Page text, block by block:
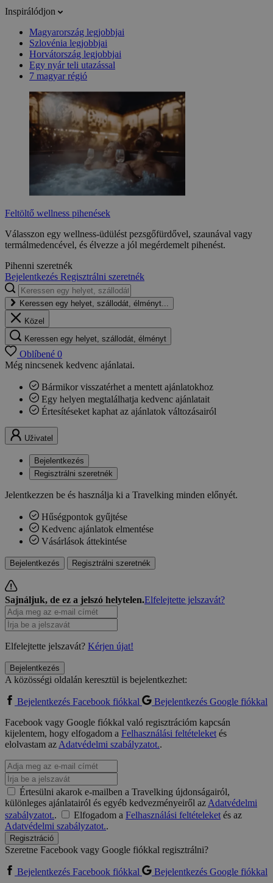
Inspirálódjon
Magyarország legjobbjai
Szlovénia legjobbjai
Horvátország legjobbjai
Egy nyár teli utazással
7 magyar régió
Feltöltő wellness pihenések
Válasszon egy wellness-üdülést pezsgőfürdővel, szaunával vagy
termálmedencével, és élvezze a jól megérdemelt pihenést.
Pihenni szeretnék
Bejelentkezés Regisztrálni szeretnék
Keressen egy helyet, szállodát, élményt...
Közel
Keressen egy helyet, szállodát, élményt
Oblíbené 0
Még nincsenek kedvenc ajánlatai.
Bármikor visszatérhet a mentett ajánlatokhoz
Egy helyen megtalálhatja kedvenc ajánlatait
Értesítéseket kaphat az ajánlatok változásairól
Uživatel
Bejelentkezés
Regisztrálni szeretnék
Jelentkezzen be és használja ki a Travelking minden előnyét.
Hűségpontok gyűjtése
Kedvenc ajánlatok elmentése
Vásárlások áttekintése
Bejelentkezés Regisztrálni szeretnék
Sajnáljuk, de ez a jelszó helytelen.Elfelejtette jelszavát?
Elfelejtette jelszavát? Kérjen újat!
Bejelentkezés
A közösségi oldalán keresztül is bejelentkezhet:
Bejelentkezés Facebook fiókkal
Bejelentkezés Google fiókkal
Facebook vagy Google fiókkal való regisztrációm kapcsán
kijelentem, hogy elfogadom a Felhasználási feltételeketés
elolvastam azAdatvédelmi szabályzatot..
Értesülni akarok e-mailben a Travelking újdonságairól,
különleges ajánlatairól és egyéb kedvezményeiről azAdatvédelmi
szabályzatot.. Elfogadom a Felhasználási feltételeketés az
Adatvédelmi szabályzatot..
Regisztráció
Szeretne Facebook vagy Google fiókkal regisztrálni?
Bejelentkezés Facebook fiókkal
Bejelentkezés Google fiókkal